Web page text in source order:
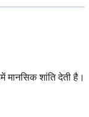
मानसिक शांति देती है।